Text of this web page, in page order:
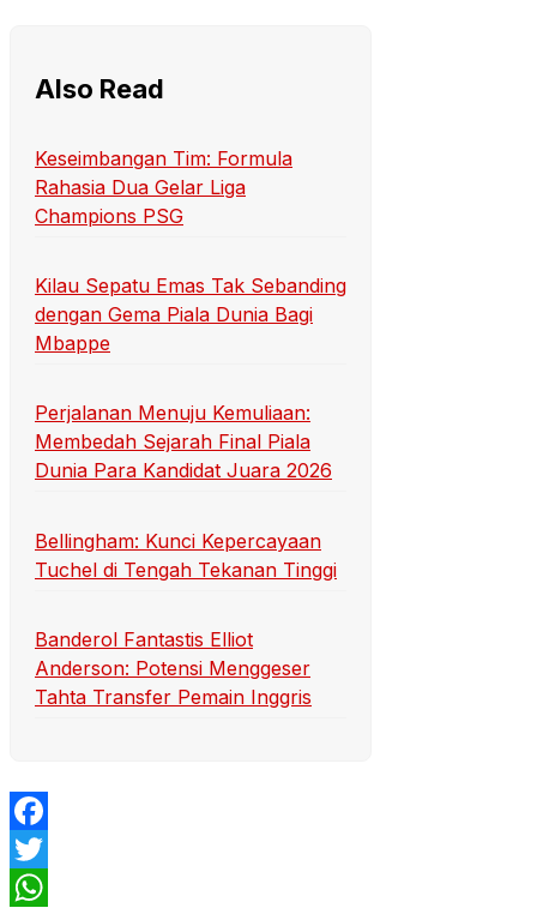
Also Read
Keseimbangan Tim: Formula
Rahasia Dua Gelar Liga
Champions PSG
Kilau Sepatu Emas Tak Sebanding
dengan Gema Piala Dunia Bagi
Mbappe
Perjalanan Menuju Kemuliaan:
Membedah Sejarah Final Piala
Dunia Para Kandidat Juara 2026
Bellingham: Kunci Kepercayaan
Tuchel di Tengah Tekanan Tinggi
Banderol Fantastis Elliot
Anderson: Potensi Menggeser
Tahta Transfer Pemain Inggris
Facebook
Twitter